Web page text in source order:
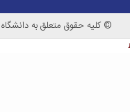
© کلیه حقوق متعلق به